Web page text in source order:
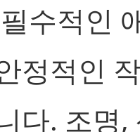
수적인
정적인
다. 조명,